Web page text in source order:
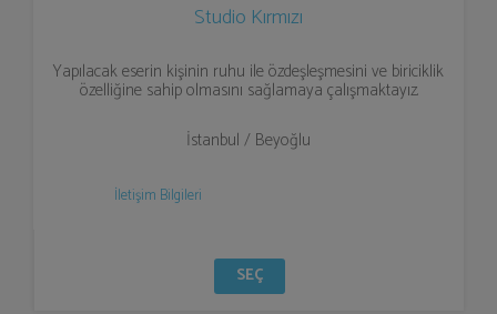
Studio Kırmızı
Yapılacak eserin kişinin ruhu ile özdeşleşmesini ve biriciklik
özelliğine sahip olmasını sağlamaya çalışmaktayız.
İstanbul / Beyoğlu
İletişim Bilgileri
SEÇ